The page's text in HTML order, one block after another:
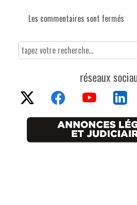
Les commentaires sont fermés
réseaux